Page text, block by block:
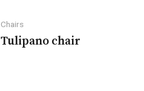
Chairs
Tulipano chair